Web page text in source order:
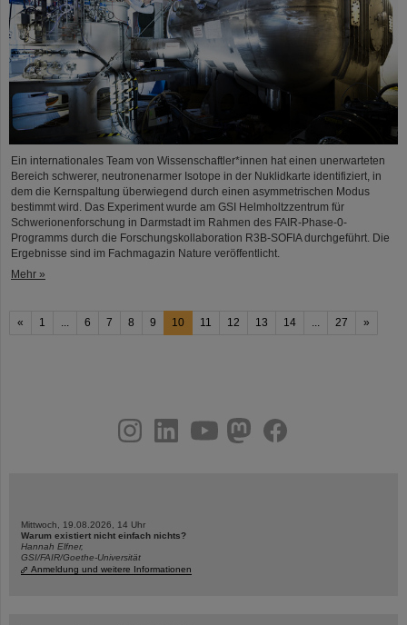
Ein internationales Team von Wissenschaftler*innen hat einen unerwarteten
Bereich schwerer, neutronenarmer Isotope in der Nuklidkarte identifiziert, in
dem die Kernspaltung überwiegend durch einen asymmetrischen Modus
bestimmt wird. Das Experiment wurde am GSI Helmholtzzentrum für
Schwerionenforschung in Darmstadt im Rahmen des FAIR-Phase-0-
Programms durch die Forschungskollaboration R3B-SOFIA durchgeführt. Die
Ergebnisse sind im Fachmagazin Nature veröffentlicht.
Mehr »
« 1 ... 6 7 8 9 10 11 12 13 14 ... 27 »
youtubehelmholtz.socialfacebook
Mittwoch, 19.08.2026, 14 Uhr
Warum existiert nicht einfach nichts?
Hannah Elfner,
GSI/FAIR/Goethe-Universität
Anmeldung und weitere Informationen